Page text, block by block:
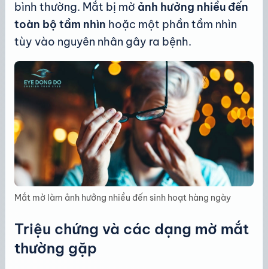
bình thường. Mắt bị mờ ảnh hưởng nhiều đến
toàn bộ tầm nhìn hoặc một phần tầm nhìn
tùy vào nguyên nhân gây ra bệnh.
Mắt mờ làm ảnh hưởng nhiều đến sinh hoạt hàng ngày
Triệu chứng và các dạng mờ mắt
thường gặp